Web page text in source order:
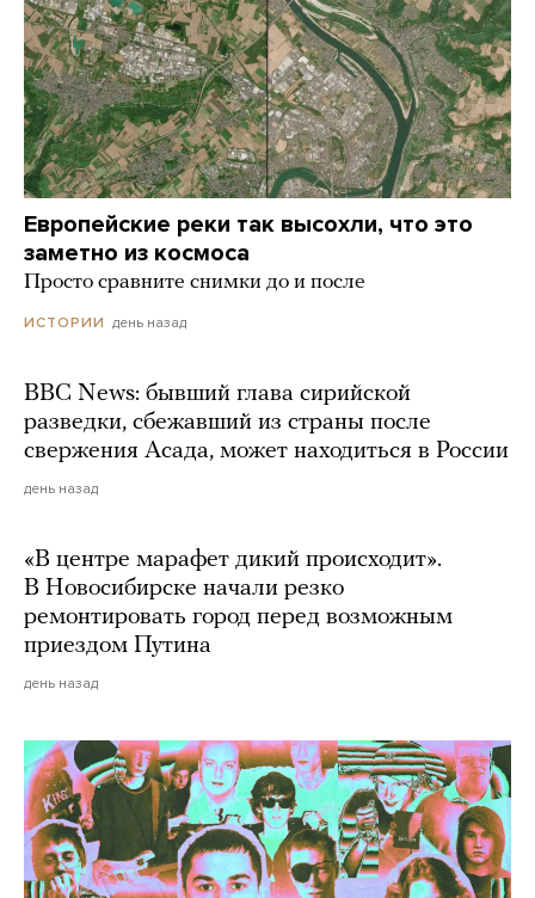
Европейские реки так высохли, что это
заметно из космоса
Просто сравните снимки до и после
ИСТОРИИ день назад
BBC News: бывший глава сирийской
разведки, сбежавший из страны после
свержения Асада, может находиться в России
день назад
«В центре марафет дикий происходит».
В Новосибирске начали резко
ремонтировать город перед возможным
приездом Путина
день назад